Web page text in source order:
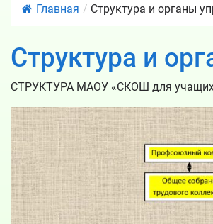
Главная / Структура и органы
Структура и
СТРУКТУРА МАОУ «СКОШ для